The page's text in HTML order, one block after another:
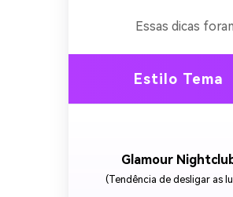
Essas dicas
Estilo Tema
Glamour
(Tendência de desligar as